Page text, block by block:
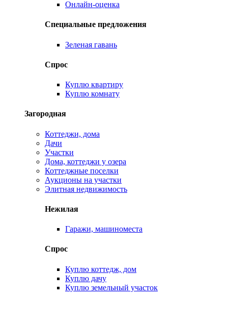
Онлайн-оценка
Специальные предложения
Зеленая гавань
Спрос
Куплю квартиру
Куплю комнату
Загородная
Коттеджи, дома
Дачи
Участки
Дома, коттеджи у озера
Коттеджные поселки
Аукционы на участки
Элитная недвижимость
Нежилая
Гаражи, машиноместа
Спрос
Куплю коттедж, дом
Куплю дачу
Куплю земельный участок